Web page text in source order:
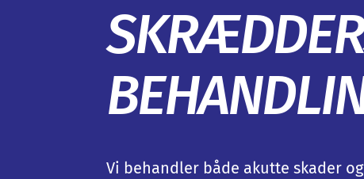
Vi behandler både akutte skader